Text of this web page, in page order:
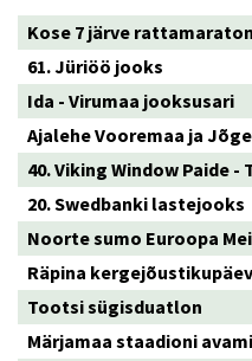
Kose 7 järve rattamaraton
61. Jüriöö jooks
Ida - Virumaa jooksusari
Ajalehe Vooremaa ja
40. Viking Window Paide -
20. Swedbanki lastejooks
Noorte sumo Euroopa
Räpina kergejõustikupäev
Tootsi sügisduatlon
Märjamaa staadioni